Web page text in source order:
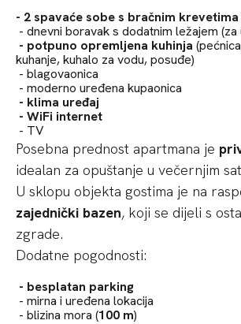
- 2 spavaće sobe s bračnim
- dnevni boravak s dodatnim ležajem (za
- potpuno opremljena kuhinja
kuhanje, kuhalo za vodu, posuđe)
- blagovaonica
- moderno uređena kupaonica
- klima uređaj
- WiFi internet
- TV
Posebna prednost apartmana je
idealan za opuštanje u večernjim
U sklopu objekta gostima je na
zajednički bazen, koji se dijeli s
zgrade.
Dodatne pogodnosti:
- besplatan parking
- mirna i uređena lokacija
- blizina mora (100 m)